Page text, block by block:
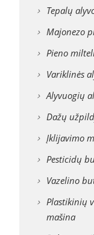
Tepalų
Majonezo
Pieno
Variklinės
Alyvuogių
Dažų
Įklijavimo
Pesticidų
Vazelino
Plastikinių
mašina